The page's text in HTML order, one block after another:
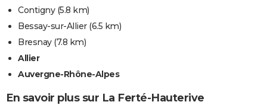
Contigny(5.8 km)
Bessay-sur-Allier(6.5 km)
Bresnay(7.8 km)
Allier
Auvergne-Rhône-Alpes
En savoir plus sur La Ferté-Hauterive